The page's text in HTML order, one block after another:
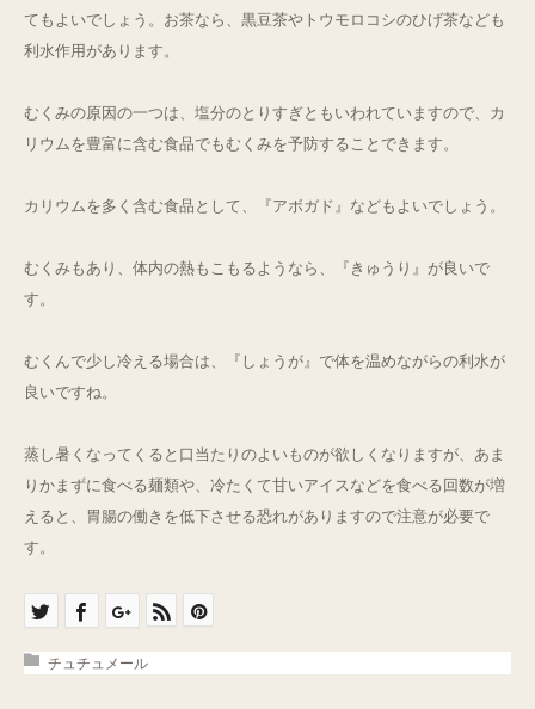
てもよいでしょう。お茶なら、黒豆茶やトウモロコシのひげ茶なども
利水作用があります。
むくみの原因の一つは、塩分のとりすぎともいわれていますので、カ
リウムを豊富に含む食品でもむくみを予防することできます。
カリウムを多く含む食品として、『アボガド』などもよいでしょう。
むくみもあり、体内の熱もこもるようなら、『きゅうり』が良いで
す。
むくんで少し冷える場合は、『しょうが』で体を温めながらの利水が
良いですね。
蒸し暑くなってくると口当たりのよいものが欲しくなりますが、あま
りかまずに食べる麺類や、冷たくて甘いアイスなどを食べる回数が増
えると、胃腸の働きを低下させる恐れがありますので注意が必要で
す。
チュチュメール